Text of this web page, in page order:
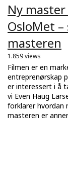
Ny
OsloMet
masteren
1.859 views
Filmen er en
entreprenørskap
er interessert i å
vi Even Haug
forklarer hvordan
masteren er